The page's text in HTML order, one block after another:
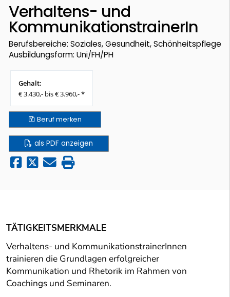
Verhaltens- und
KommunikationstrainerIn
Berufsbereiche: Soziales, Gesundheit, Schönheitspflege
Ausbildungsform: Uni/FH/PH
Gehalt:
€ 3.430,- bis € 3.960,- *
Berufmerken
als PDF anzeigen
TÄTIGKEITSMERKMALE
Verhaltens- und KommunikationstrainerInnen
trainieren die Grundlagen erfolgreicher
Kommunikation und Rhetorik im Rahmen von
Coachings und Seminaren.